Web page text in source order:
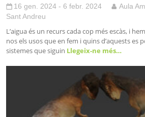
16 gen. 2024 - 6 febr. 2024
Aula
Sant Andreu
L’aigua és un recurs cada cop més escàs, i
nos els usos que en fem i quins d’aquests es
sistemes que siguin Llegeix-ne més…